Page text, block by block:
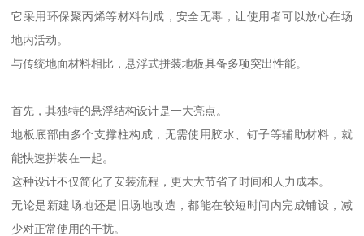
它采用环保聚丙烯等材料制成，安全无毒，让使用者可以放心在场
地内活动。
与传统地面材料相比，悬浮式拼装地板具备多项突出性能。
首先，其独特的悬浮结构设计是一大亮点。
地板底部由多个支撑柱构成，无需使用胶水、钉子等辅助材料，就
能快速拼装在一起。
这种设计不仅简化了安装流程，更大大节省了时间和人力成本。
无论是新建场地还是旧场地改造，都能在较短时间内完成铺设，减
少对正常使用的干扰。